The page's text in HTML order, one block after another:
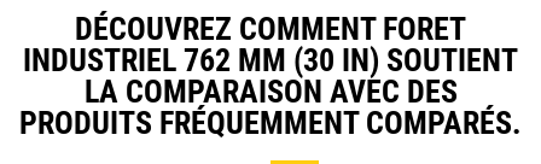
DÉCOUVREZ COMMENT FORET
INDUSTRIEL 762 MM (30 IN) SOUTIENT
LA COMPARAISON AVEC DES
PRODUITS FRÉQUEMMENT COMPARÉS.